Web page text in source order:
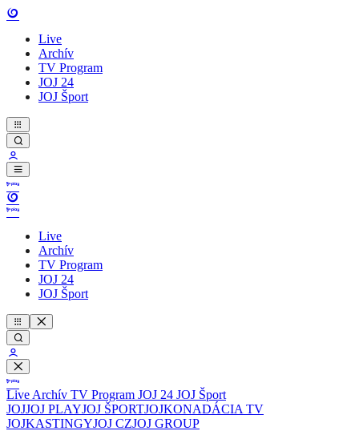
Live
Archív
TV Program
JOJ 24
JOJ Šport
Live
Archív
TV Program
JOJ 24
JOJ Šport
Live Archív TV Program JOJ 24 JOJ Šport
JOJJOJ PLAYJOJ ŠPORTJOJKONADÁCIA TV
JOJKASTINGYJOJ CZJOJ GROUP